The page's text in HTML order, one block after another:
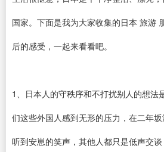
国家。下面是我为大家收集的日本 旅游
后的感受，一起来看看吧。
1、日本人的守秩序和不打扰别人的想法
们这些外国人感到无形的压力，在二年
听到安崽的笑声，其他人都只是低声交